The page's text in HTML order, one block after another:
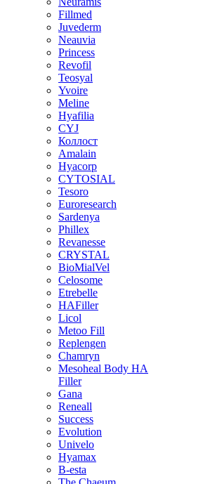
Fillmed
Juvederm
Neauvia
Princess
Revofil
Teosyal
Yvoire
Meline
Hyafilia
CYJ
Коллост
Amalain
Hyacorp
CYTOSIAL
Tesoro
Euroresearch
Sardenya
Phillex
Revanesse
CRYSTAL
BioMialVel
Celosome
Etrebelle
HAFiller
Licol
Metoo Fill
Replengen
Chamryn
Mesoheal Body HA
Filler
Gana
Reneall
Success
Evolution
Univelo
Hyamax
B-esta